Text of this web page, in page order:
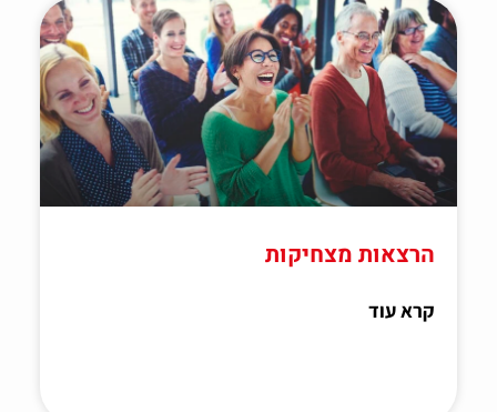
הרצאות מצחיקות
קרא עוד